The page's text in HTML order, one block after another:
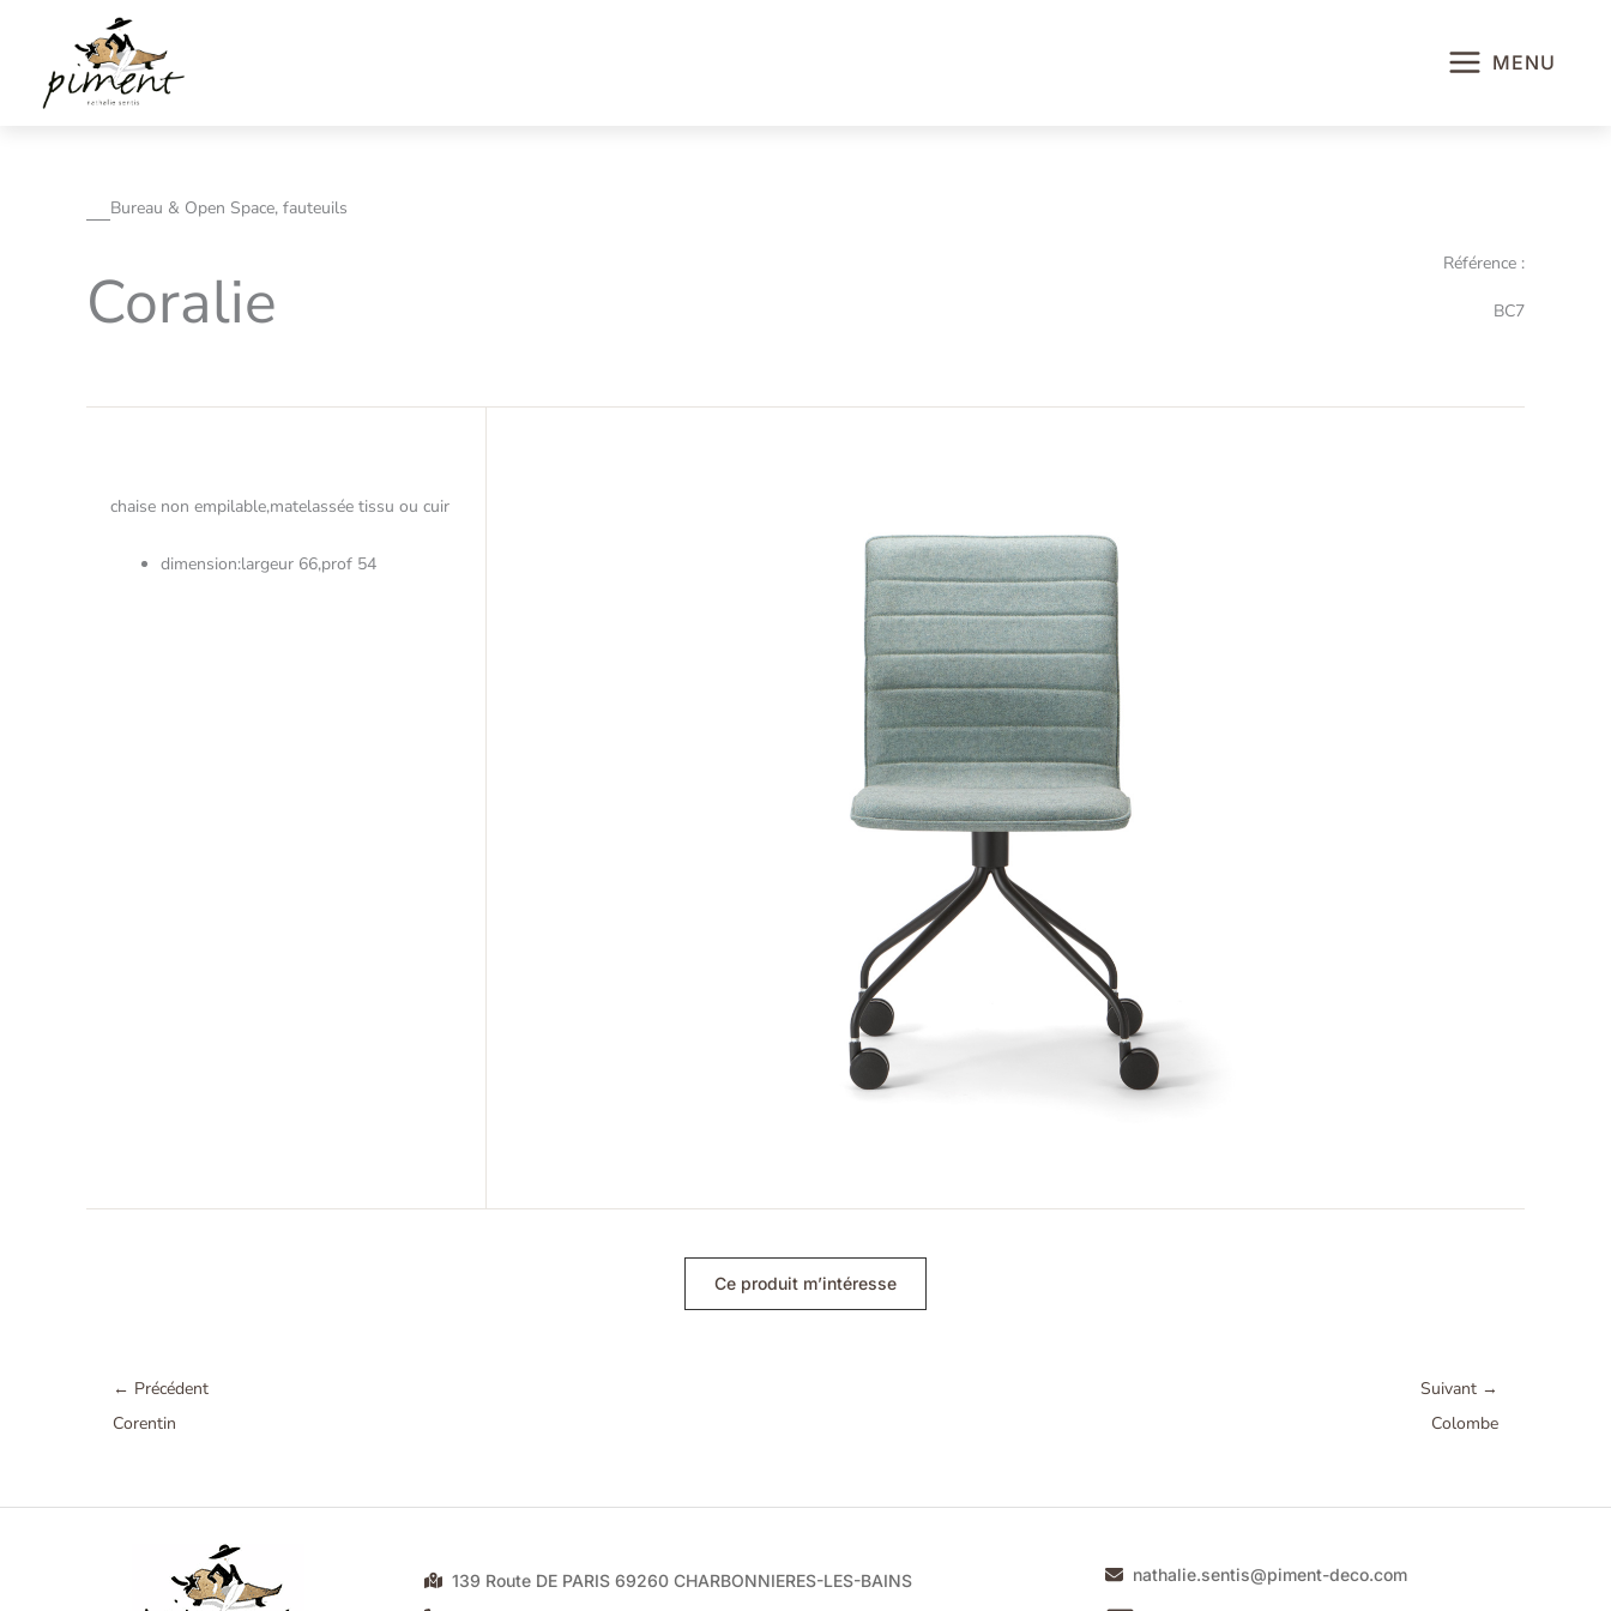
contenu
MENU
Bureau & Open Space, fauteuils
Coralie Référence :
BC7
chaise non empilable,matelassée tissu ou cuir
dimension:largeur 66,prof 54
Ce produit m’intéresse
← Précédent
Corentin
Suivant →
Colombe
139 Route DE PARIS 69260 CHARBONNIERES-LES-BAINS
nathalie.sentis@piment-deco.com